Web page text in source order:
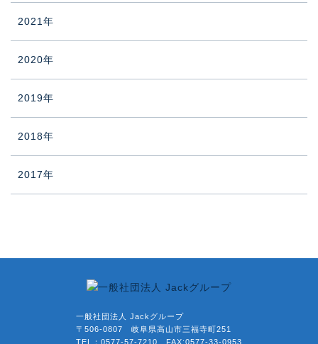
2021年
2020年
2019年
2018年
2017年
一般社団法人 Jackグループ
〒506-0807 岐阜県高山市三福寺町251
TEL：0577-57-7210 FAX:0577-33-0953